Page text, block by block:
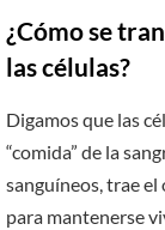
¿Cómo se
las células?
Digamos que las
“comida” de la
sanguíneos, trae
para mantenerse